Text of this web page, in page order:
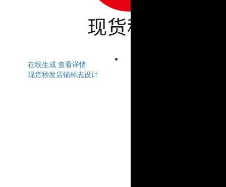
在线生成 查看详情
现货秒发店铺标志设计